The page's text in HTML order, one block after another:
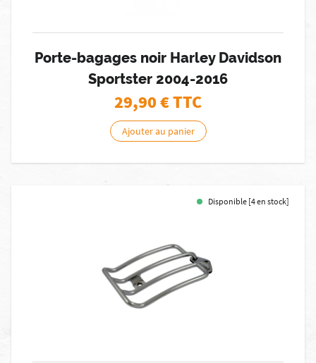
Porte-bagages noir Harley Davidson
Sportster 2004-2016
29,90€ TTC
Ajouter au panier
Disponible [4 en stock]